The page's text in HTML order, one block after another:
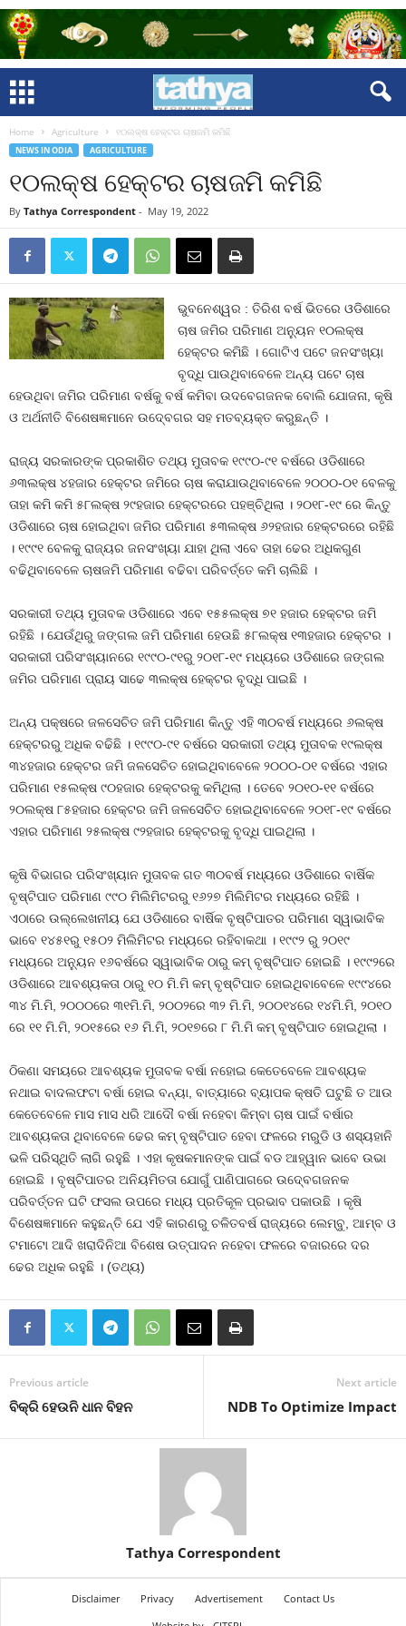
Home Agriculture ୧୦ଲକ୍ଷ ହେକ୍ଟର ଚାଷଜମି କମିଛି
NEWS IN ODIA AGRICULTURE
୧୦ଲକ୍ଷ ହେକ୍ଟର ଚାଷଜମି କମିଛି
By Tathya Correspondent - May 19, 2022
ଭୁବନେଶ୍ୱର : ତିରିଶ ବର୍ଷ ଭିତରେ ଓଡିଶାରେ
ଚାଷ ଜମିର ପରିମାଣ ଅନ୍ୟୁନ ୧୦ଲକ୍ଷ
ହେକ୍ଟର କମିଛି । ଗୋଟିଏ ପଟେ ଜନସଂଖ୍ୟା
ବୃଦ୍ଧି ପାଉଥିବାବେଳେ ଅନ୍ୟ ପଟେ ଚାଷ
ହେଉଥିବା ଜମିର ପରିମାଣ ବର୍ଷକୁ ବର୍ଷ କମିବା ଉଦବେଗଜନକ ବୋଲି ଯୋଜନା, କୃଷି
ଓ ଅର୍ଥନୀତି ବିଶେଷଜ୍ଞମାନେ ଉଦ୍‍ବେଗର ସହ ମତବ୍ୟକ୍ତ କରୁଛନ୍ତି ।
ରାଜ୍ୟ ସରକାରଙ୍କ ପ୍ରକାଶିତ ତଥ୍ୟ ମୁତାବକ ୧୯୯୦-୯୧ ବର୍ଷରେ ଓଡିଶାରେ
୬୩ଲକ୍ଷ ୪ହଜାର ହେକ୍ଟର ଜମିରେ ଚାଷ କରାଯାଉଥିବାବେଳେ ୨୦୦୦-୦୧ ବେଳକୁ
ତାହା କମି କମି ୫୮ଲକ୍ଷ ୨୯ହଜାର ହେକ୍ଟରରେ ପହଞ୍ଚିଥିଲା । ୨୦୧୮-୧୯ ରେ କିନ୍ତୁ
ଓଡିଶାରେ ଚାଷ ହୋଇଥିବା ଜମିର ପରିମାଣ ୫୩ଲକ୍ଷ ୬୨ହଜାର ହେକ୍ଟରରେ ରହିଛି
। ୧୯୯୧ ବେଳକୁ ରାଜ୍ୟର ଜନସଂଖ୍ୟା ଯାହା ଥିଲା ଏବେ ତାହା ଢେର ଅଧିକଗୁଣ
ବଢିଥିବାବେଳେ ଚାଷଜମି ପରିମାଣ ବଢିବା ପରିବର୍ତ୍ତେ କମି ଚାଲିଛି ।
ସରକାରୀ ତଥ୍ୟ ମୁତାବକ ଓଡିଶାରେ ଏବେ ୧୫୫ଲକ୍ଷ ୭୧ ହଜାର ହେକ୍ଟର ଜମି
ରହିଛି । ଯେଉଁଥିରୁ ଜଙ୍ଗଲ ଜମି ପରିମାଣ ହେଉଛି ୫୮ଲକ୍ଷ ୧୩ହଜାର ହେକ୍ଟର ।
ସରକାରୀ ପରିସଂଖ୍ୟାନରେ ୧୯୯୦-୯୧ରୁ ୨୦୧୮-୧୯ ମଧ୍ୟରେ ଓଡିଶାରେ ଜଙ୍ଗଲ
ଜମିର ପରିମାଣ ପ୍ରାୟ ସାଢେ ୩ଲକ୍ଷ ହେକ୍ଟର ବୃଦ୍ଧି ପାଇଛି ।
ଅନ୍ୟ ପକ୍ଷରେ ଜଳସେଚିତ ଜମି ପରିମାଣ କିନ୍ତୁ ଏହି ୩୦ବର୍ଷ ମଧ୍ୟରେ ୬ଲକ୍ଷ
ହେକ୍ଟରରୁ ଅଧିକ ବଢିଛି । ୧୯୯୦-୯୧ ବର୍ଷରେ ସରକାରୀ ତଥ୍ୟ ମୁତାବକ ୧୯ଲକ୍ଷ
୩୪ହଜାର ହେକ୍ଟର ଜମି ଜଳସେଚିତ ହୋଇଥିବାବେଳେ ୨୦୦୦-୦୧ ବର୍ଷରେ ଏହାର
ପରିମାଣ ୧୫ଲକ୍ଷ ୯୦ହଜାର ହେକ୍ଟରକୁ କମିଥିଲା । ତେବେ ୨୦୧୦-୧୧ ବର୍ଷରେ
୨୦ଲକ୍ଷ ୮୫ହଜାର ହେକ୍ଟର ଜମି ଜଳସେଚିତ ହୋଇଥିବାବେଳେ ୨୦୧୮-୧୯ ବର୍ଷରେ
ଏହାର ପରିମାଣ ୨୫ଲକ୍ଷ ୯୨ହଜାର ହେକ୍ଟରକୁ ବୃଦ୍ଧି ପାଇଥିଲା ।
କୃଷି ବିଭାଗର ପରିସଂଖ୍ୟାନ ମୁତାବକ ଗତ ୩୦ବର୍ଷ ମଧ୍ୟରେ ଓଡିଶାରେ ବାର୍ଷିକ
ବୃଷ୍ଟିପାତ ପରିମାଣ ୯୯୦ ମିଲିମିଟରରୁ ୧୬୨୭ ମିଲିମିଟର ମଧ୍ୟରେ ରହିଛି ।
ଏଠାରେ ଉଲ୍ଲେଖନୀୟ ଯେ ଓଡିଶାରେ ବାର୍ଷିକ ବୃଷ୍ଟିପାତର ପରିମାଣ ସ୍ୱାଭାବିକ
ଭାବେ ୧୪୫୧ରୁ ୧୫୦୨ ମିଲିମିଟର ମଧ୍ୟରେ ରହିବାକଥା । ୧୯୯୨ ରୁ ୨୦୧୯
ମଧ୍ୟରେ ଅନ୍ୟୁନ ୧୬ବର୍ଷରେ ସ୍ୱାଭାବିକ ଠାରୁ କମ୍‍ ବୃଷ୍ଟିପାତ ହୋଇଛି । ୧୯୯୨ରେ
ଓଡିଶାରେ ଆବଶ୍ୟକତା ଠାରୁ ୧୦ ମି.ମି କମ୍‍ ବୃଷ୍ଟିପାତ ହୋଇଥିବାବେଳେ ୧୯୯୪ରେ
୩୪ ମି.ମି, ୨୦୦୦ରେ ୩୧ମି.ମି, ୨୦୦୨ରେ ୩୨ ମି.ମି, ୨୦୦୧୪ରେ ୧୪ମି.ମି, ୨୦୧୦
ରେ ୧୧ ମି.ମି, ୨୦୧୫ରେ ୧୬ ମି.ମି, ୨୦୧୭ରେ ୮ ମି.ମି କମ୍‍ ବୃଷ୍ଟିପାତ ହୋଇଥିଲା ।
ଠିକଣା ସମୟରେ ଆବଶ୍ୟକ ମୁତାବକ ବର୍ଷା ନହୋଇ କେତେବେଳେ ଆବଶ୍ୟକ
ନଥାଇ ବାଦଲଫଟା ବର୍ଷା ହୋଇ ବନ୍ୟା, ବାତ୍ୟାରେ ବ୍ୟାପକ କ୍ଷତି ଘଟୁଛି ତ ଆଉ
କେତେବେଳେ ମାସ ମାସ ଧରି ଆଦୌ ବର୍ଷା ନହେବା କିମ୍ବା ଚାଷ ପାଇଁ ବର୍ଷାର
ଆବଶ୍ୟକତା ଥିବାବେଳେ ଢେର କମ୍‍ ବୃଷ୍ଟିପାତ ହେବା ଫଳରେ ମରୁଡି ଓ ଶସ୍ୟହାନି
ଭଳି ପରିସ୍ଥିତି ଲାଗି ରହୁଛି । ଏହା କୃଷକମାନଙ୍କ ପାଇଁ ବଡ ଆହ୍ୱାନ ଭାବେ ଉଭା
ହୋଇଛି । ବୃଷ୍ଟିପାତର ଅନିୟମିତତା ଯୋଗୁଁ ପାଣିପାଗରେ ଉଦ୍‍ବେଗଜନକ
ପରିବର୍ତ୍ତନ ଘଟି ଫସଲ ଉପରେ ମଧ୍ୟ ପ୍ରତିକୂଳ ପ୍ରଭାବ ପକାଉଛି । କୃଷି
ବିଶେଷଜ୍ଞମାନେ କହୁଛନ୍ତି ଯେ ଏହି କାରଣରୁ ଚଳିତବର୍ଷ ରାଜ୍ୟରେ ଲେମ୍ବୁ, ଆମ୍ବ ଓ
ଟମାଟୋ ଆଦି ଖରାଦିନିଆ ବିଶେଷ ଉତ୍ପାଦନ ନହେବା ଫଳରେ ବଜାରରେ ଦର
ଢେର ଅଧିକ ରହୁଛି । (ତଥ୍ୟ)
Previous article
ବିକ୍ରି ହେଉନି ଧାନ ବିହନ
Next article
NDB To Optimize Impact
Tathya Correspondent
Disclaimer Privacy Advertisement
Contact Us